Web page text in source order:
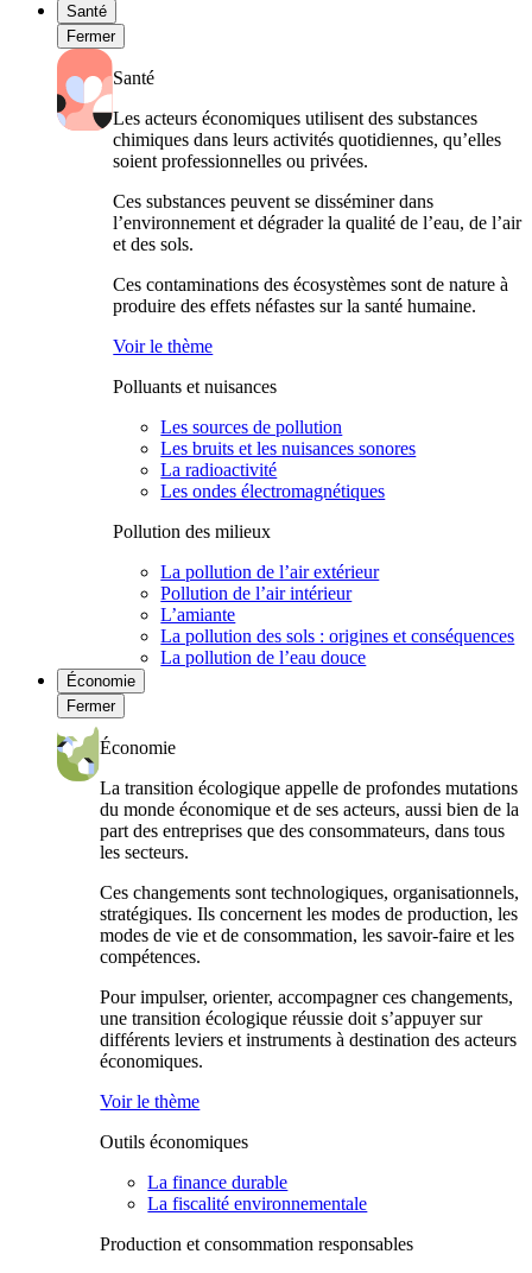
Santé
Fermer
Santé
Les acteurs économiques utilisent des substances
chimiques dans leurs activités quotidiennes, qu’elles
soient professionnelles ou privées.
Ces substances peuvent se disséminer dans
l’environnement et dégrader la qualité de l’eau, de l’air
et des sols.
Ces contaminations des écosystèmes sont de nature à
produire des effets néfastes sur la santé humaine.
Voir le thème
Polluants et nuisances
Les sources de pollution
Les bruits et les nuisances sonores
La radioactivité
Les ondes électromagnétiques
Pollution des milieux
La pollution de l’air extérieur
Pollution de l’air intérieur
L’amiante
La pollution des sols : origines et conséquences
La pollution de l’eau douce
Économie
Fermer
Économie
La transition écologique appelle de profondes mutations
du monde économique et de ses acteurs, aussi bien de la
part des entreprises que des consommateurs, dans tous
les secteurs.
Ces changements sont technologiques, organisationnels,
stratégiques. Ils concernent les modes de production, les
modes de vie et de consommation, les savoir-faire et les
compétences.
Pour impulser, orienter, accompagner ces changements,
une transition écologique réussie doit s’appuyer sur
différents leviers et instruments à destination des acteurs
économiques.
Voir le thème
Outils économiques
La finance durable
La fiscalité environnementale
Production et consommation responsables